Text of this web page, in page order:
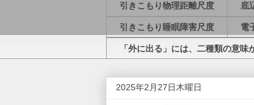
引きこもり物理距離尺度 底
引きこもり睡眠障害尺度 電
「外に出る」には、二種類の意味
2025年2月27日木曜日